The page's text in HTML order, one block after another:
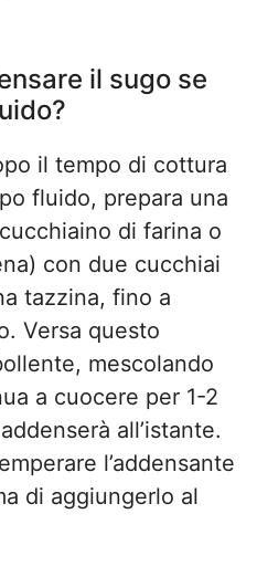
il sugo se
il tempo di cottura
fluido, prepara una
di farina o
con due cucchiai
tazzina, fino a
Versa questo
mescolando
a cuocere per 1-2
all’istante.
l’addensante
di aggiungerlo al